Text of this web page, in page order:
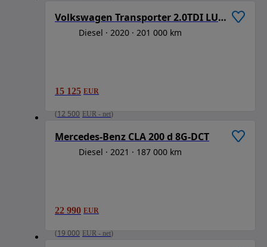
Volkswagen Transporter 2.0TDI LUNG 2CULISANTE
Diesel 2020 201 000 km
15 125 EUR
(12 500 EUR - net)
Mercedes-Benz CLA 200 d 8G-DCT
Diesel 2021 187 000 km
22 990 EUR
(19 000 EUR - net)